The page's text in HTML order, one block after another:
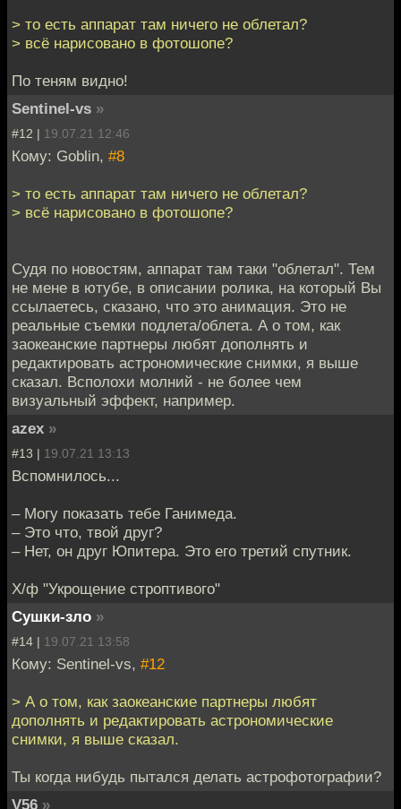
> то есть аппарат там ничего не облетал?
> всё нарисовано в фотошопе?
По теням видно!
Sentinel-vs »
#12 | 19.07.21 12:46
Кому: Goblin, #8
> то есть аппарат там ничего не облетал?
> всё нарисовано в фотошопе?
Судя по новостям, аппарат там таки "облетал". Тем
не мене в ютубе, в описании ролика, на который Вы
ссылаетесь, сказано, что это анимация. Это не
реальные съемки подлета/облета. А о том, как
заокеанские партнеры любят дополнять и
редактировать астрономические снимки, я выше
сказал. Всполохи молний - не более чем
визуальный эффект, например.
azex »
#13 | 19.07.21 13:13
Вспомнилось...
– Могу показать тебе Ганимеда.
– Это что, твой друг?
– Нет, он друг Юпитера. Это его третий спутник.
Х/ф "Укрощение строптивого"
Сушки-зло »
#14 | 19.07.21 13:58
Кому: Sentinel-vs, #12
> А о том, как заокеанские партнеры любят
дополнять и редактировать астрономические
снимки, я выше сказал.
Ты когда нибудь пытался делать астрофотографии?
V56 »